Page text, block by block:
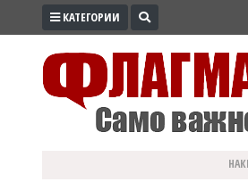
ПРОМО
КАТЕГОРИИ